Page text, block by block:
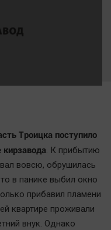
Троицка поступило
кирзавода. К прибытию
вовсю, обрушилась
в панике выбил окно
прибавил пламени
квартире проживали
внук. Однако